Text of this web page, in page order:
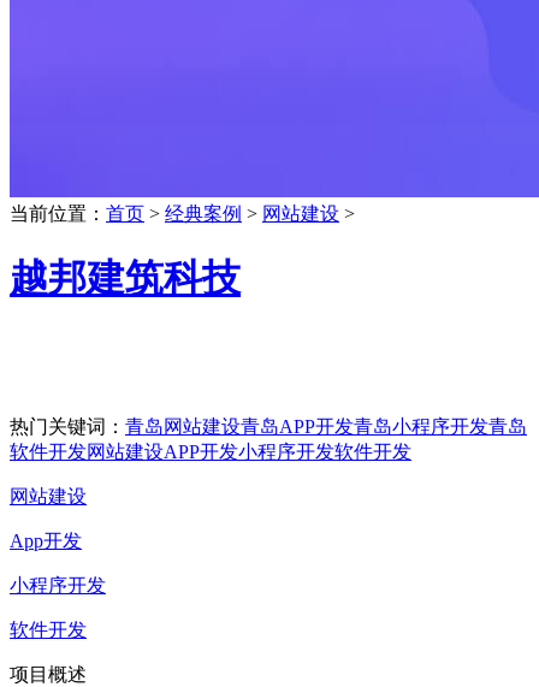
当前位置： 首页 > 经典案例 > 网站建设 >
越邦建筑科技
热门关键词： 青岛网站建设青岛APP开发青岛小程序开发青岛
软件开发网站建设APP开发小程序开发软件开发
网站建设
App开发
小程序开发
软件开发
项目概述